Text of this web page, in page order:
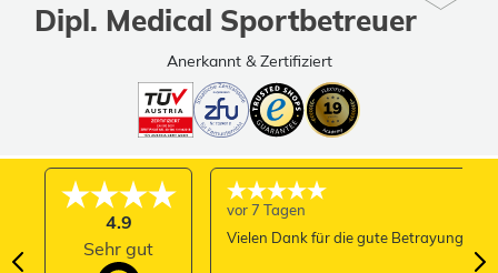
Dipl. Medical Sportbetreuer
Anerkannt & Zertifiziert
4.9
Sehr gut
vor 7 Tagen
Vielen Dank für die gute Betrayung